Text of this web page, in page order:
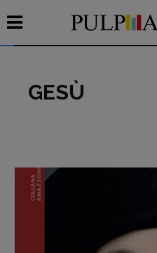
Primo Piano
Interviste
RUBRICHE
Archeologie del
presente
GESÙ